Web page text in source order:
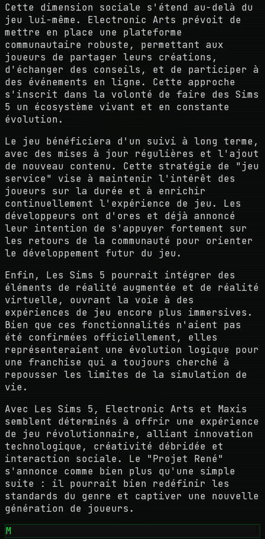
Cette dimension sociale s'étend au-delà du
jeu lui-même. Electronic Arts prévoit de
mettre en place une plateforme
communautaire robuste, permettant aux
joueurs de partager leurs créations,
d'échanger des conseils, et de participer à
des événements en ligne. Cette approche
s'inscrit dans la volonté de faire des Sims
5 un écosystème vivant et en constante
évolution.
Le jeu bénéficiera d'un suivi à long terme,
avec des mises à jour régulières et l'ajout
de nouveau contenu. Cette stratégie de "jeu
service" vise à maintenir l'intérêt des
joueurs sur la durée et à enrichir
continuellement l'expérience de jeu. Les
développeurs ont d'ores et déjà annoncé
leur intention de s'appuyer fortement sur
les retours de la communauté pour orienter
le développement futur du jeu.
Enfin, Les Sims 5 pourrait intégrer des
éléments de réalité augmentée et de réalité
virtuelle, ouvrant la voie à des
expériences de jeu encore plus immersives.
Bien que ces fonctionnalités n'aient pas
été confirmées officiellement, elles
représenteraient une évolution logique pour
une franchise qui a toujours cherché à
repousser les limites de la simulation de
vie.
Avec Les Sims 5, Electronic Arts et Maxis
semblent déterminés à offrir une expérience
de jeu révolutionnaire, alliant innovation
technologique, créativité débridée et
interaction sociale. Le "Projet René"
s'annonce comme bien plus qu'une simple
suite : il pourrait bien redéfinir les
standards du genre et captiver une nouvelle
génération de joueurs.
M